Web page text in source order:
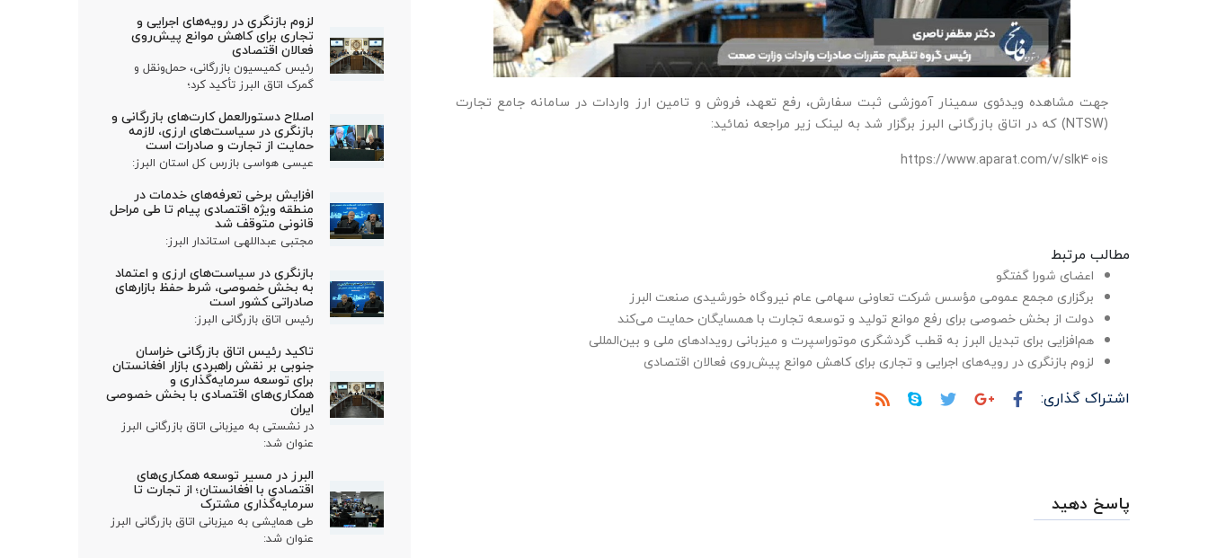
جهت مشاهده ویدئوی سمینار آموزشی ثبت سفارش، رفع تعهد، فروش و تامین ارز واردات در سامانه جامع تجارت
(NTSW) که در اتاق بازرگانی البرز برگزار شد به لینک زیر مراجعه نمائید:
https://www.aparat.com/v/slk40is
مطالب مرتبط
اعضای شورا گفتگو
برگزاری مجمع عمومی مؤسس شرکت تعاونی سهامی عام نیروگاه خورشیدی صنعت البرز
دولت از بخش خصوصی برای رفع موانع تولید و توسعه تجارت با همسایگان حمایت می‌کند
هم‌افزایی برای تبدیل البرز به قطب گردشگری موتوراسپرت و میزبانی رویدادهای ملی و بین‌المللی
لزوم بازنگری در رویه‌های اجرایی و تجاری برای کاهش موانع پیش‌روی فعالان اقتصادی
اشتراک گذاری:
پاسخ دهید
لزوم بازنگری در رویه‌های اجرایی و
تجاری برای کاهش موانع پیش‌روی
فعالان اقتصادی
رئیس کمیسیون بازرگانی، حمل‌ونقل و
گمرک اتاق البرز تأکید کرد؛
اصلاح دستورالعمل کارت‌های بازرگانی و
بازنگری در سیاست‌های ارزی، لازمه
حمایت از تجارت و صادرات است
عیسی هواسی بازرس کل استان البرز:
افزایش برخی تعرفه‌های خدمات در
منطقه ویژه اقتصادی پیام تا طی مراحل
قانونی متوقف شد
مجتبی عبداللهی استاندار البرز:
بازنگری در سیاست‌های ارزی و اعتماد
به بخش خصوصی، شرط حفظ بازارهای
صادراتی کشور است
رئیس اتاق بازرگانی البرز:
تاکید رئیس اتاق بازرگانی خراسان
جنوبی بر نقش راهبردی بازار افغانستان
برای توسعه سرمایه‌گذاری و
همکاری‌های اقتصادی با بخش خصوصی
ایران
در نشستی به میزبانی اتاق بازرگانی البرز
عنوان شد:
البرز در مسیر توسعه همکاری‌های
اقتصادی با افغانستان؛ از تجارت تا
سرمایه‌گذاری مشترک
طی همایشی به میزبانی اتاق بازرگانی البرز
عنوان شد: